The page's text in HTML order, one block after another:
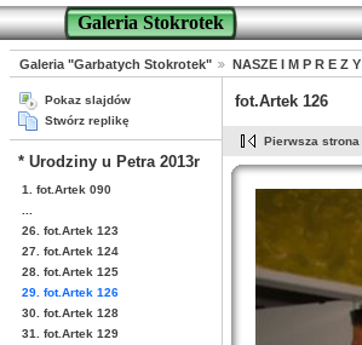
Galeria Stokrotek
Galeria "Garbatych Stokrotek" NASZE I M P R E Z Y
Pokaz slajdów
Stwórz replikę
* Urodziny u Petra 2013r
1. fot.Artek 090
26. fot.Artek 123
27. fot.Artek 124
28. fot.Artek 125
29. fot.Artek 126
30. fot.Artek 128
31. fot.Artek 129
fot.Artek 126
Pierwsza strona